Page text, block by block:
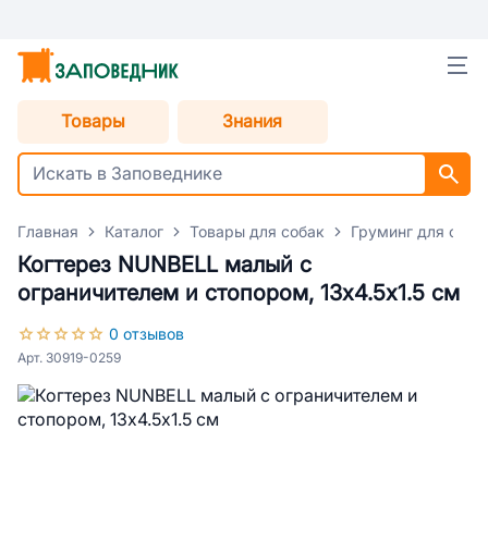
Товары Знания
Главная Каталог Товары для собак Груминг для
Когтерез NUNBELL малый с
ограничителем и стопором, 13х4.5х1.5 см
0 отзывов
Арт. 30919-0259